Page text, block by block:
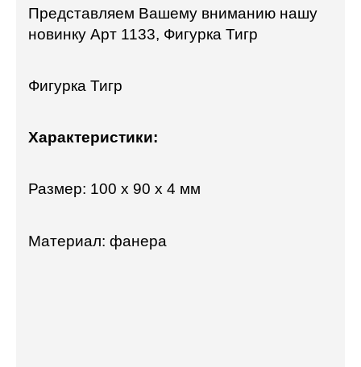
Представляем Вашему вниманию нашу
новинку Арт 1133, Фигурка Тигр
Фигурка Тигр
Характеристики:
Размер: 100 x 90 x 4 мм
Материал: фанера